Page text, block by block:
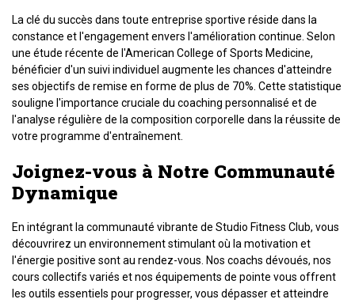
La clé du succès dans toute entreprise sportive réside dans la
constance et l'engagement envers l'amélioration continue. Selon
une étude récente de l'American College of Sports Medicine,
bénéficier d'un suivi individuel augmente les chances d'atteindre
ses objectifs de remise en forme de plus de 70%. Cette statistique
souligne l'importance cruciale du coaching personnalisé et de
l'analyse régulière de la composition corporelle dans la réussite de
votre programme d'entraînement.
Joignez-vous à Notre Communauté
Dynamique
En intégrant la communauté vibrante de Studio Fitness Club, vous
découvrirez un environnement stimulant où la motivation et
l'énergie positive sont au rendez-vous. Nos coachs dévoués, nos
cours collectifs variés et nos équipements de pointe vous offrent
les outils essentiels pour progresser, vous dépasser et atteindre